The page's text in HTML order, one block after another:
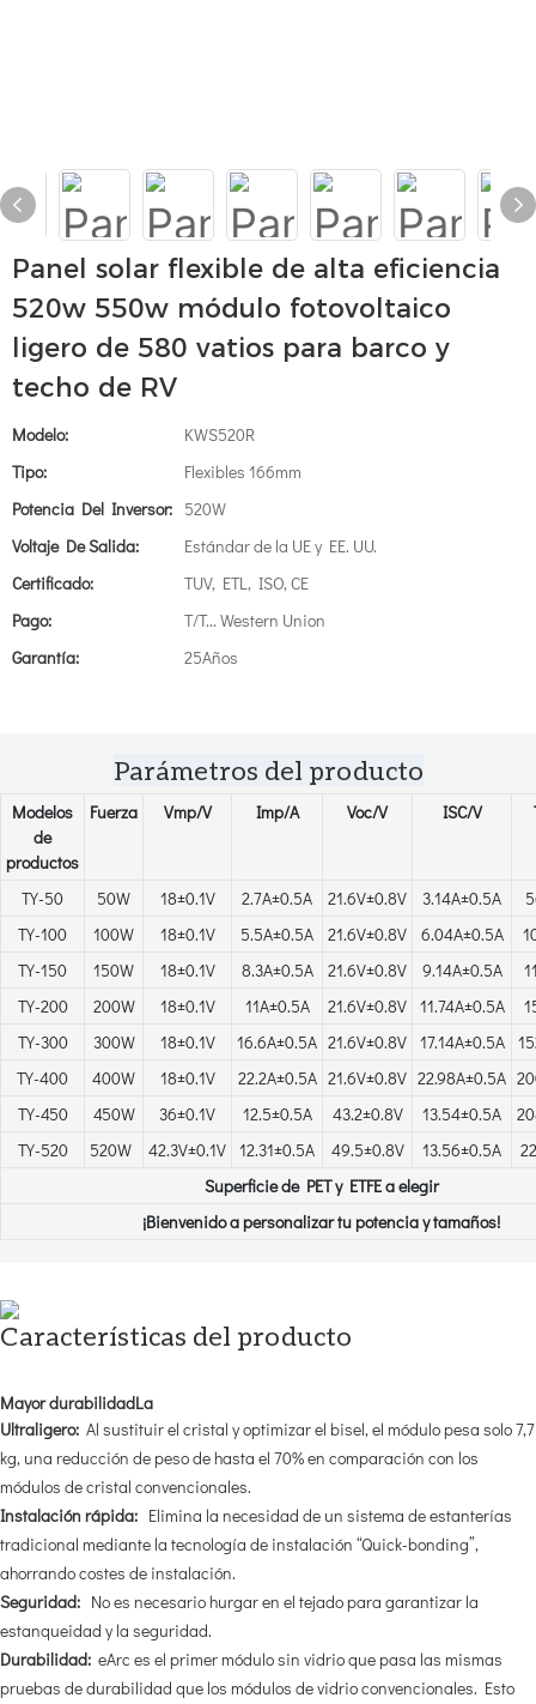
Panel solar flexible de alta eficiencia
520w 550w módulo fotovoltaico
ligero de 580 vatios para barco y
techo de RV
Modelo:
KWS520R
Tipo:
Flexibles 166mm
Potencia Del Inversor: 520W
Voltaje De Salida:
Estándar de la UE y EE. UU.
Certificado:
TUV, ETL, ISO, CE
Pago:
T/T... Western Union
Garantía:
25Años
Parámetros del producto
Modelos
de
productos
Fuerza Vmp/V Imp/A Voc/V ISC/V
TY-50 50W 18±0.1V 2.7A±0.5A 21.6V±0.8V 3.14A±0.5A
TY-100
100W 18±0.1V 5.5A±0.5A 21.6V±0.8V 6.04A±0.5A
TY-150
150W 18±0.1V 8.3A±0.5A 21.6V±0.8V 9.14A±0.5A
TY-200
200W 18±0.1V 11A±0.5A 21.6V±0.8V 11.74A±0.5A
TY-300
300W 18±0.1V 16.6A±0.5A 21.6V±0.8V 17.14A±0.5A
TY-400
400W 18±0.1V 22.2A±0.5A 21.6V±0.8V 22.98A±0.5A
TY-450
450W 36±0.1V 12.5±0.5A 43.2±0.8V 13.54±0.5A
TY-520
520W 42.3V±0.1V 12.31±0.5A 49.5±0.8V 13.56±0.5A
Superficie de PET y ETFE a elegir
¡Bienvenido a personalizar tu potencia y tamaños!
Características del producto
Mayor durabilidadLa
Ultraligero: Al sustituir el cristal y optimizar el bisel, el módulo pesa solo 7,7
kg, una reducción de peso de hasta el 70% en comparación con los
módulos de cristal convencionales.
Instalación rápida: Elimina la necesidad de un sistema de estanterías
tradicional mediante la tecnología de instalación “Quick-bonding”,
ahorrando costes de instalación.
Seguridad: No es necesario hurgar en el tejado para garantizar la
estanqueidad y la seguridad.
Durabilidad: eArc es el primer módulo sin vidrio que pasa las mismas
pruebas de durabilidad que los módulos de vidrio convencionales. Esto